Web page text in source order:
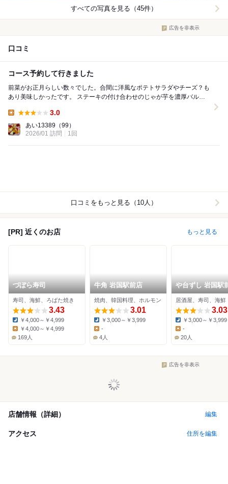
すべての写真を見る（45件）
広告を非表示
口コミ
コース予約して行きました
前菜がお正月らしい数々でした。合間に洋風なポテトサラダやチーズ？も
あり美味しかったです。 ステーキの付け合わせのじゃが芋を濃厚バルサ
3.0
あい13389 （99）
2026/01 訪問
1回
口コミをもっと見る（10人）
[PR] 近くのお店 もっと見る
づぼら寿司
寿司、海鮮、ろばた焼き
3.43
Dinner:
￥4,000～￥4,999
￥4,000～￥4,999
169人
牛角 岩国駅前店
焼肉、韓国料理、ホルモン
3.01
Dinner:
￥3,000～￥3,999
Lunch:
-
4人
や台ずし 岩国駅
居酒屋、寿司、海鮮
3.03
Dinner:
￥3,000～￥3,999
Lunch:
-
20人
広告を非表示
店舗情報（詳細） 編集
アクセス 住所を編集